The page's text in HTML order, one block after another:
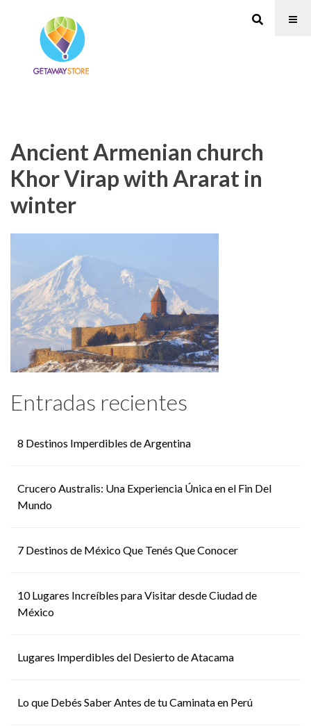
Ancient Armenian church
Khor Virap with Ararat in
winter
Entradas recientes
8 Destinos Imperdibles de Argentina
Crucero Australis: Una Experiencia Única en el Fin Del
Mundo
7 Destinos de México Que Tenés Que Conocer
10 Lugares Increíbles para Visitar desde Ciudad de
México
Lugares Imperdibles del Desierto de Atacama
Lo que Debés Saber Antes de tu Caminata en Perú